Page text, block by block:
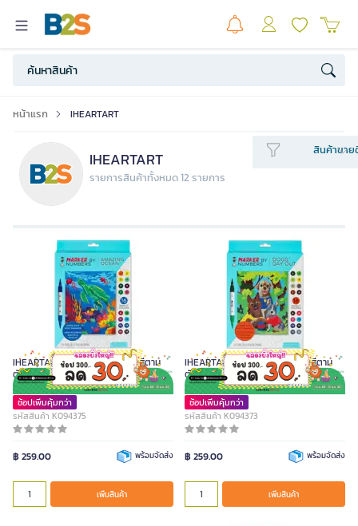
หน้าแรก IHEARTART
IHEARTART
รายการสินค้าทั้งหมด 12 รายการ
สินค้าขาย
IHEARTART ชุดเฟรมผ้าใบระบายสีตาม
ตัวเลข ลาย AMAZING OCEAN รุ่น
9206M ขนาด 8 x 10 นิ้ว
ช้อปเพิ่มคุ้มกว่า
รหัสสินค้า K094375
฿ 259.00 พร้อมจัดส่ง
เพิ่มสินค้า
IHEARTART ชุดเฟรมผ้าใบระบายสีตาม
ตัวเลข ลาย DOGS DAY OUT รุ่น 9202M
ขนาด 8 x 10 นิ้ว
ช้อปเพิ่มคุ้มกว่า
รหัสสินค้า K094373
฿ 259.00 พร้อมจัดส่ง
เพิ่มสินค้า